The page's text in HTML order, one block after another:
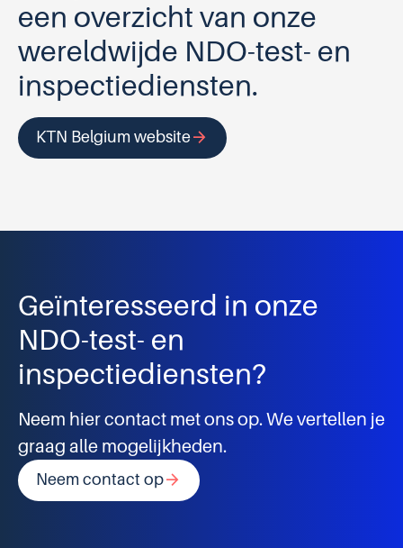
een overzicht van onze
wereldwijde NDO-test- en
inspectiediensten.
KTN Belgium websitearrow_forward
Opent in nieuw tabblad
Geïnteresseerd in onze
NDO-test- en
inspectiediensten?
Neem hier contact met ons op. We vertellen je
graag alle mogelijkheden.
Neem contact oparrow_forward